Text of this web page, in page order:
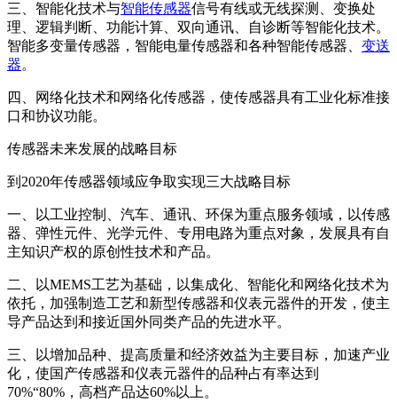
三、智能化技术与智能传感器信号有线或无线探测、变换处
理、逻辑判断、功能计算、双向通讯、自诊断等智能化技术。
智能多变量传感器，智能电量传感器和各种智能传感器、 变送
器。
四、网络化技术和网络化传感器，使传感器具有工业化标准接
口和协议功能。
传感器未来发展的战略目标
到2020年传感器领域应争取实现三大战略目标
一、以工业控制、汽车、通讯、环保为重点服务领域，以传感
器、弹性元件、光学元件、专用电路为重点对象，发展具有自
主知识产权的原创性技术和产品。
二、以MEMS工艺为基础，以集成化、智能化和网络化技术为
依托，加强制造工艺和新型传感器和仪表元器件的开发，使主
导产品达到和接近国外同类产品的先进水平。
三、以增加品种、提高质量和经济效益为主要目标，加速产业
化，使国产传感器和仪表元器件的品种占有率达到
70%“80%，高档产品达60%以上。